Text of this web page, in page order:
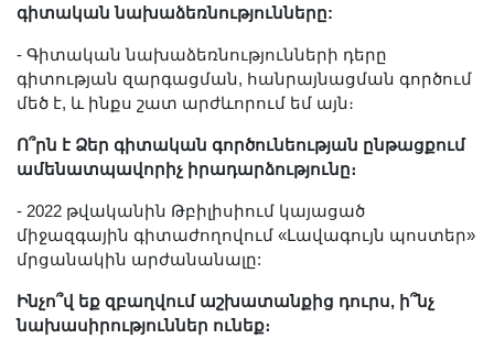
գիտական նախաձեռնությունները:
- Գիտական նախաձեռնությունների դերը
գիտության զարգացման, հանրայնացման գործում
մեծ է, և ինքս շատ արժևորում եմ այն։
Ո՞րն է Ձեր գիտական գործունեության ընթացքում
ամենատպավորիչ իրադարձությունը։
- 2022 թվականին Թբիլիսիում կայացած
միջազգային գիտաժողովում «Լավագույն պոստեր»
մրցանակին արժանանալը:
Ինչո՞վ եք զբաղվում աշխատանքից դուրս, ի՞նչ
նախասիրություններ ունեք։